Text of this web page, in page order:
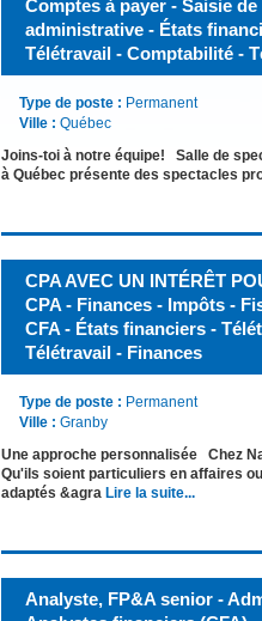
Comptes à payer - Saisie
administrative - États
Télétravail - Comptabilité -
Type de poste : Permanent
Ville : Québec
Joins-toi à notre équipe! Salle de
à Québec présente des spectacles
CPA AVEC UN INTÉRÊT
CPA - Finances - Impôts -
CFA - États financiers -
Télétravail - Finances
Type de poste : Permanent
Ville : Granby
Une approche personnalisée Chez
Qu'ils soient particuliers en affaires
adaptés &agra Lire la suite...
Analyste, FP&A senior -